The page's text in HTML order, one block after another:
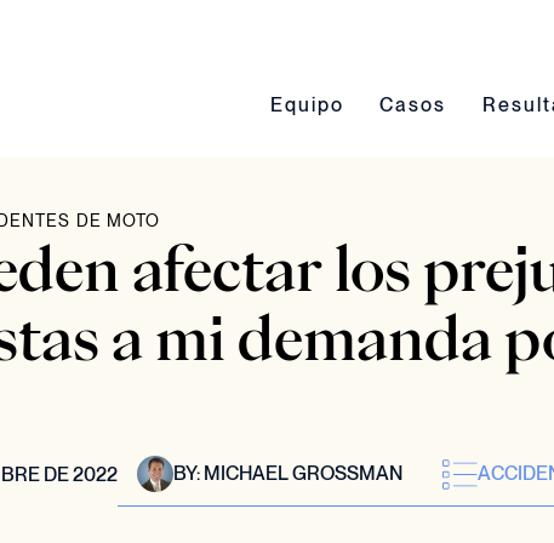
Conmutación del submenú
Equipo Conmutación del
Casos
DE MOTO
afectar los
a mi demanda
DE 2022 BY: MICHAEL GROSSMAN